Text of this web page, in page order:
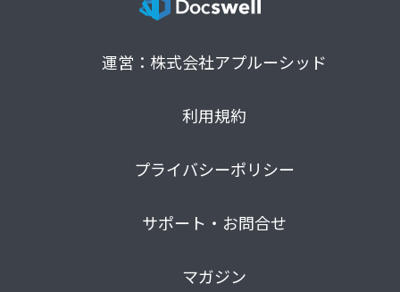
運営：株式会社アプルーシッド
利用規約
プライバシーポリシー
サポート・お問合せ
マガジン